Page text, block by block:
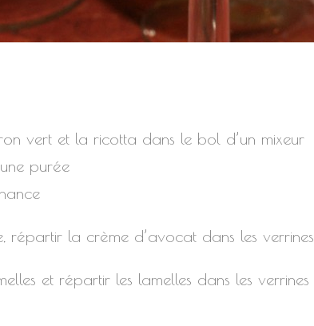
vert et la ricotta dans le bol d’un mixeur
purée
répartir la crème d’avocat dans les verrines
et répartir les lamelles dans les verrines